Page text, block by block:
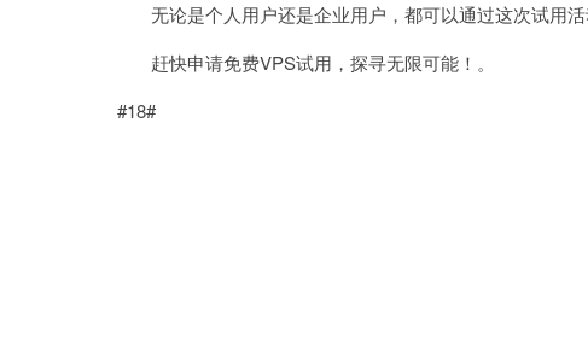
无论是个人用户还是企业用户，都可以通过这次试用活
赶快申请免费VPS试用，探寻无限可能！。
#18#